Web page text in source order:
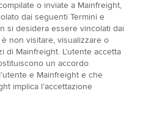
o inviate a Mainfreight,
dai seguenti Termini e
si desidera essere vincolati dai
non visitare, visualizzare o
Mainfreight. L’utente accetta
un accordo
e Mainfreight e che
implica l’accettazione